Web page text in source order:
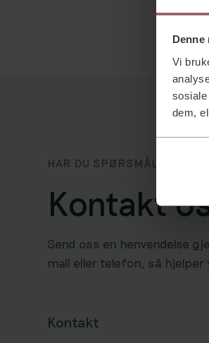
Denne
Vi
dem,
HAR DU SPØRSMÅL?
Kontakt
Send oss en henvendelse
mail eller telefon, så hjelper
Kontakt